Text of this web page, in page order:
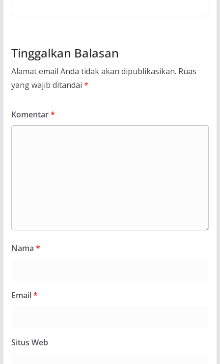
Tinggalkan Balasan
Alamat email Anda tidak akan dipublikasikan. Ruas
yang wajib ditandai *
Komentar*
Nama *
Email*
Situs Web